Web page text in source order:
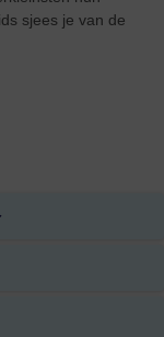
sjees je van de
hotels in Lara.